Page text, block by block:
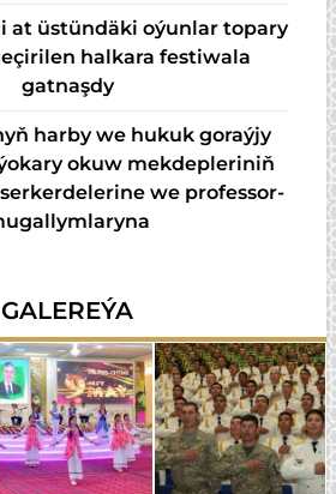
at üstündäki oýunlar topary
halkara festiwala
gatnaşdy
harby we hukuk goraýjy
okuw mekdepleriniň
we professor-
GALEREÝA